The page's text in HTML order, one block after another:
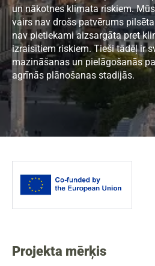
un nākotnes klimata riskiem.
vairs nav drošs patvērums
nav pietiekami aizsargāta pret
izraisītiem riskiem. Tieši tādēļ ir
mazināšanas un pielāgošanās
agrīnās plānošanas stadijās.
Projekta mērķis